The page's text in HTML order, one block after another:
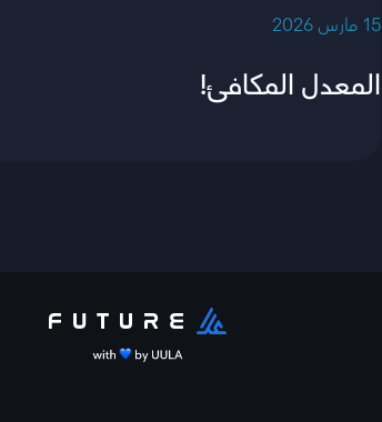
‫15 مارس 2026‬
المعدل المكافئ!